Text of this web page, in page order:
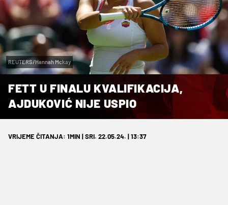
REUTERS/Hannah Mckay
FETT U FINALU KVALIFIKACIJA,
AJDUKOVIĆ NIJE USPIO
VRIJEME ČITANJA: 1MIN | SRI. 22.05.24. | 13:37